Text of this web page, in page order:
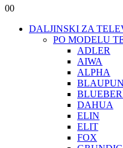
00
DALJINSKI ZA
PO MODELU
ADLER
AIWA
ALPHA
DAHUA
ELIN
ELIT
FOX